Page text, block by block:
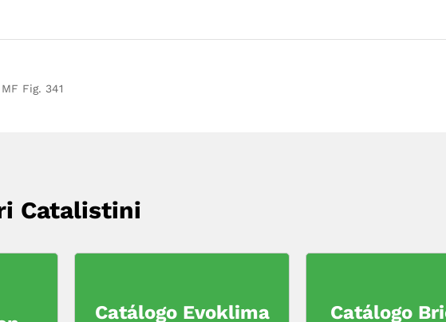
Fig. 341
Catalistini
Catálogo Evoklima Catálogo